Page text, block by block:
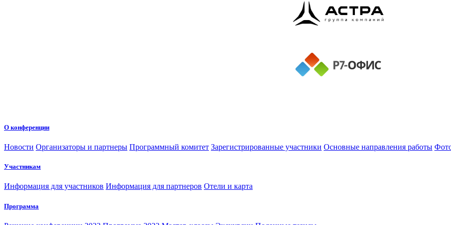
О конференции
Новости Организаторы и партнеры Программный комитет Зарегистрированные участники Основные направления работы
Участникам
Информация для участников Информация для партнеров Отели и карта
Программа